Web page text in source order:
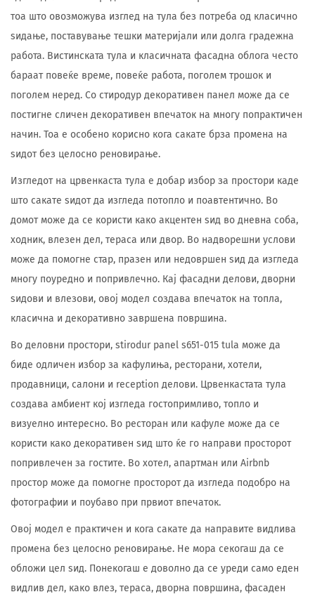
тоа што овозможува изглед на тула без потреба од класично
ѕидање, поставување тешки материјали или долга градежна
работа. Вистинската тула и класичната фасадна облога често
бараат повеќе време, повеќе работа, поголем трошок и
поголем неред. Со стиродур декоративен панел може да се
постигне сличен декоративен впечаток на многу попрактичен
начин. Тоа е особено корисно кога сакате брза промена на
ѕидот без целосно реновирање.
Изгледот на црвенкаста тула е добар избор за простори каде
што сакате ѕидот да изгледа потопло и поавтентично. Во
домот може да се користи како акцентен ѕид во дневна соба,
ходник, влезен дел, тераса или двор. Во надворешни услови
може да помогне стар, празен или недовршен ѕид да изгледа
многу поуредно и попривлечно. Кај фасадни делови, дворни
ѕидови и влезови, овој модел создава впечаток на топла,
класична и декоративно завршена површина.
Во деловни простори, stirodur panel s651-015 tula може да
биде одличен избор за кафулиња, ресторани, хотели,
продавници, салони и reception делови. Црвенкастата тула
создава амбиент кој изгледа гостопримливо, топло и
визуелно интересно. Во ресторан или кафуле може да се
користи како декоративен ѕид што ќе го направи просторот
попривлечен за гостите. Во хотел, апартман или Airbnb
простор може да помогне просторот да изгледа подобро на
фотографии и поубаво при првиот впечаток.
Овој модел е практичен и кога сакате да направите видлива
промена без целосно реновирање. Не мора секогаш да се
обложи цел ѕид. Понекогаш е доволно да се уреди само еден
видлив дел, како влез, тераса, дворна површина, фасаден